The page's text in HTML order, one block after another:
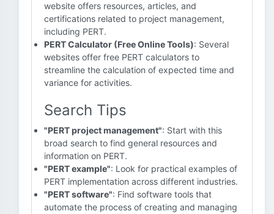
website offers resources, articles, and
certifications related to project management,
including PERT.
PERT Calculator (Free Online Tools): Several
websites offer free PERT calculators to
streamline the calculation of expected time and
variance for activities.
Search Tips
"PERT project management": Start with this
broad search to find general resources and
information on PERT.
"PERT example": Look for practical examples of
PERT implementation across different industries.
"PERT software": Find software tools that
automate the process of creating and managing